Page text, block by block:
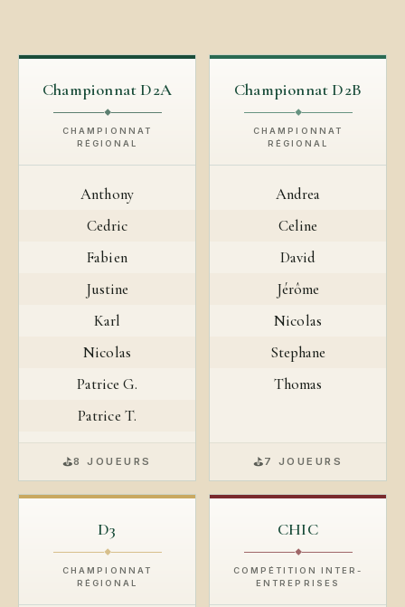
Championnat D2A
◆
CHAMPIONNAT
RÉGIONAL
Anthony
Cedric
Fabien
Justine
Karl
Nicolas
Patrice G.
Patrice T.
⛳8 JOUEURS
Championnat D2B
◆
CHAMPIONNAT
RÉGIONAL
Andrea
Celine
David
Jérôme
Nicolas
Stephane
Thomas
⛳7 JOUEURS
D3
◆
CHAMPIONNAT
RÉGIONAL
CHIC
◆
COMPÉTITION INTER-
ENTREPRISES